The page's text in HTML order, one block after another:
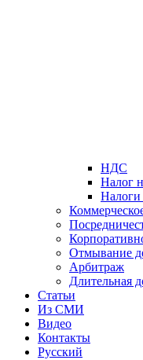
НДС
Налог
Отмывание
Арбитраж
Длительная
Статьи
Из СМИ
Видео
Контакты
Русский